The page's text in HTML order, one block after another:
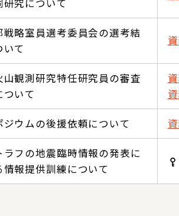
研究について
戦略室員選考委員会の選考結
いて
山観測研究特任研究員の審査
ついて
ジウムの後援依頼について
ラフの地震臨時情報の発表に
情報提供訓練について